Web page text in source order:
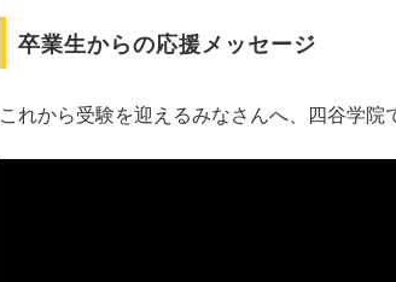
卒業生からの応援メッセージ
これから受験を迎えるみなさんへ、四谷学院